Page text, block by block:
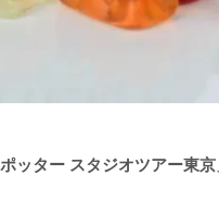
ポッター スタジオツアー東